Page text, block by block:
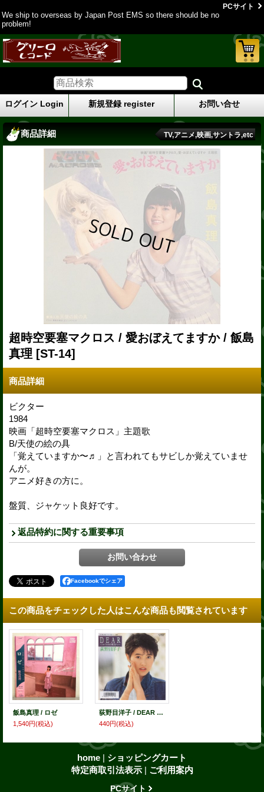
We ship to overseas by Japan Post EMS so there should be no
problem!
PCサイト
ログイン Login 新規登録 register お問い合せ
商品詳細 TV,アニメ,映画,サントラ,etc
超時空要塞マクロス / 愛おぼえてますか / 飯島
真理 [ST-14]
商品詳細
ビクター
1984
映画「超時空要塞マクロス」主題歌
B/天使の絵の具
「覚えていますか〜♬」と言われてもサビしか覚えていませ
んが。
アニメ好きの方に。
盤質、ジャケット良好です。
返品特約に関する重要事項
Facebookでシェア
この商品をチェックした人はこんな商品も閲覧されています
飯島真理 / ロゼ
1,540円(税込)
荻野目洋子 / DEAR コバルトの彼方へ . 朝の街
440円(税込)
home | ショッピングカート
特定商取引法表示 | ご利用案内
PCサイト